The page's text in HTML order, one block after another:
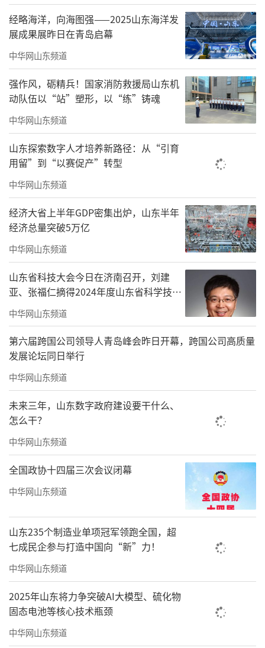
南市乃至山东省的样板学校。同时历城区建立
了校园足球小初高一体化培养模式，以点带
面，全面促进区域校园足球运动的发展和提
升，努力为山东省乃至国家队输送更多优秀人
才。
（来源：齐鲁壹点）
经略海洋，向海图强——2025山东海洋发
展成果展昨日在青岛启幕
中华网山东频道
强作风，砺精兵！国家消防救援局山东机
动队伍以“站”塑形，以“练”铸魂
中华网山东频道
山东探索数字人才培养新路径：从“引育
用留”到“以赛促产”转型
中华网山东频道
经济大省上半年GDP密集出炉，山东半年
经济总量突破5万亿
中华网山东频道
山东省科技大会今日在济南召开，刘建
亚、张福仁摘得2024年度山东省科学技术
奖最高奖！
中华网山东频道
第六届跨国公司领导人青岛峰会昨日开幕，跨国公司高质量
发展论坛同日举行
中华网山东频道
未来三年，山东数字政府建设要干什么、
怎么干？
中华网山东频道
全国政协十四届三次会议闭幕
中华网山东频道
山东235个制造业单项冠军领跑全国，超
七成民企参与打造中国向“新”力！
中华网山东频道
2025年山东将力争突破AI大模型、硫化物
固态电池等核心技术瓶颈
中华网山东频道